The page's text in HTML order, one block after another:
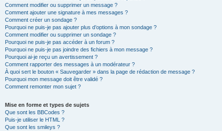
Comment modifier ou supprimer un message ?
Comment ajouter une signature à mes messages ?
Comment créer un sondage ?
Pourquoi ne puis-je pas ajouter plus d’options à mon sondage ?
Comment modifier ou supprimer un sondage ?
Pourquoi ne puis-je pas accéder à un forum ?
Pourquoi ne puis-je pas joindre des fichiers à mon message ?
Pourquoi ai-je reçu un avertissement ?
Comment rapporter des messages à un modérateur ?
À quoi sert le bouton « Sauvegarder » dans la page de rédaction de message ?
Pourquoi mon message doit être validé ?
Comment remonter mon sujet ?
Mise en forme et types de sujets
Que sont les BBCodes ?
Puis-je utiliser le HTML ?
Que sont les smileys ?